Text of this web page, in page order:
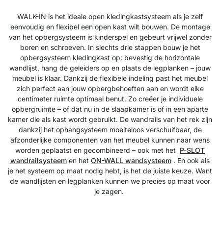
WALK-IN is het ideale open kledingkastsysteem als je zelf
eenvoudig en flexibel een open kast wilt bouwen. De montage
van het opbergsysteem is kinderspel en gebeurt vrijwel zonder
boren en schroeven. In slechts drie stappen bouw je het
opbergsysteem kledingkast op: bevestig de horizontale
wandlijst, hang de geleiders op en plaats de legplanken – jouw
meubel is klaar. Dankzij de flexibele indeling past het meubel
zich perfect aan jouw opbergbehoeften aan en wordt elke
centimeter ruimte optimaal benut. Zo creëer je individuele
opbergruimte – of dat nu in de slaapkamer is of in een aparte
kamer die als kast wordt gebruikt. De wandrails van het rek zijn
dankzij het ophangsysteem moeiteloos verschuifbaar, de
afzonderlijke componenten van het meubel kunnen naar wens
worden geplaatst en gecombineerd – ook met het P-SLOT
wandrailsysteem en het ON-WALL wandsysteem . En ook als
je het systeem op maat nodig hebt, is het de juiste keuze. Want
de wandlijsten en legplanken kunnen we precies op maat voor
je zagen.